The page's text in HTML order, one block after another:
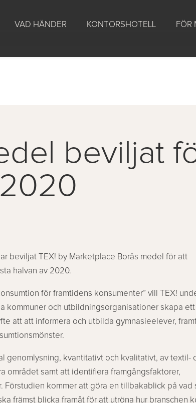
VAD HÄNDER KONTORSHOTELL FÖR
beviljat
beviljat TEX! by Marketplace Borås medel för att
halvan av 2020.
för framtidens konsumenter” vill TEX!
kommuner och utbildningsorganisationer skapa ett
att att informera och utbilda gymnasieelever,
genomlysning, kvantitativt och kvalitativt, av textil-
området samt att identifiera framgångsfaktorer,
kommer att göra en tillbakablick på vad
främst blicka framåt för att utröna hur branschen